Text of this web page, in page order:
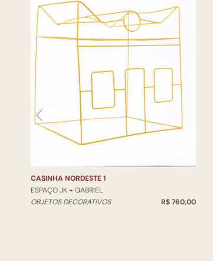
CASINHA NORDESTE 1
ESPAÇO JK + GABRIEL
OBJETOS DECORATIVOS
R$ 760,00